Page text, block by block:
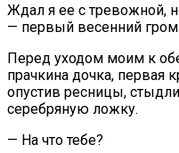
Ждал я ее с тревожной,
— первый весенний
Перед уходом моим к
прачкина дочка, первая
опустив ресницы,
серебряную ложку.
— На что тебе?